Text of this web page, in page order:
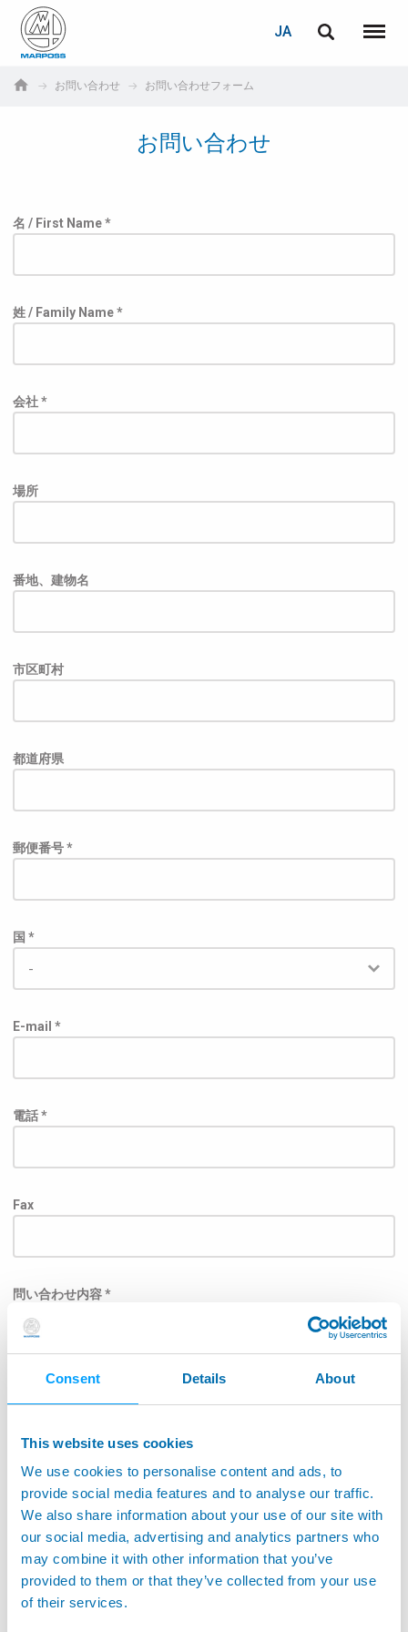
Consent Details About
This website uses cookies
We use cookies to personalise content and ads, to
provide social media features and to analyse our traffic.
We also share information about your use of our site with
our social media, advertising and analytics partners who
may combine it with other information that you’ve
provided to them or that they’ve collected from your use
of their services.
S.p.A.
JA
メニ
お問い合わせ お問い合わせフォーム
お問い合わせ
名 / First Name *
姓 / Family Name *
会社 *
場所
番地、建物名
市区町村
都道府県
郵便番号 *
国 *
E-mail *
電話 *
Fax
問い合わせ内容 *
テーマ
下記のリストより、お問い合わせ内容を選択してくだ
さい。: *
航空宇宙
工作機械上のアプリケーション
Deutsch
Italiano
ログイン
未登録の場合、無料でご登録いただけます。